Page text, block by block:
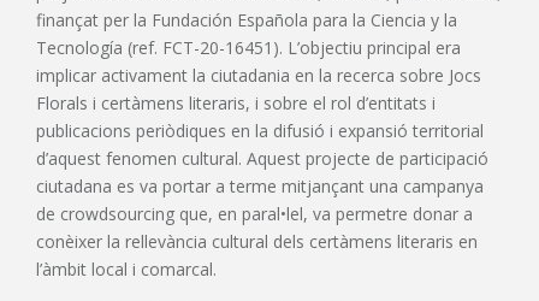
finançat per la Fundación Española para la Ciencia y la
Tecnología (ref. FCT-20-16451). L’objectiu principal era
implicar activament la ciutadania en la recerca sobre Jocs
Florals i certàmens literaris, i sobre el rol d’entitats i
publicacions periòdiques en la difusió i expansió territorial
d’aquest fenomen cultural. Aquest projecte de participació
ciutadana es va portar a terme mitjançant una campanya
de crowdsourcing que, en paral•lel, va permetre donar a
conèixer la rellevància cultural dels certàmens literaris en
l’àmbit local i comarcal.